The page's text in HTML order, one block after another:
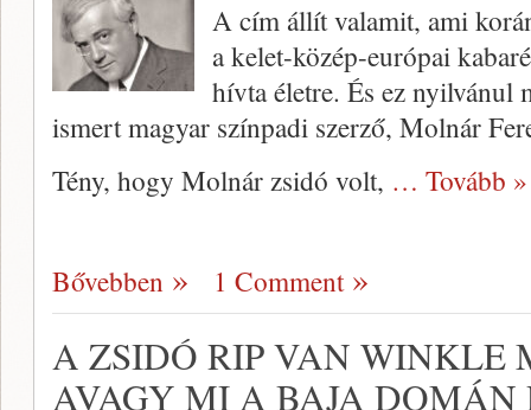
A cím állít valamit, ami
a kelet-közép-európai
hívta életre. És ez nyilvánul
ismert magyar színpadi szerző, Molnár
Tény, hogy Molnár zsidó volt, … Tovább »
Bővebben 1 Comment
A ZSIDÓ RIP VAN WINKLE
AVAGY MI A BAJA